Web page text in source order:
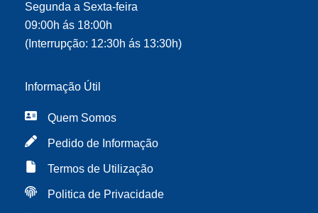
Segunda a Sexta-feira
09:00h ás 18:00h
(Interrupção: 12:30h ás 13:30h)
Informação Útil
Quem Somos
Pedido de Informação
Termos de Utilização
Politica de Privacidade